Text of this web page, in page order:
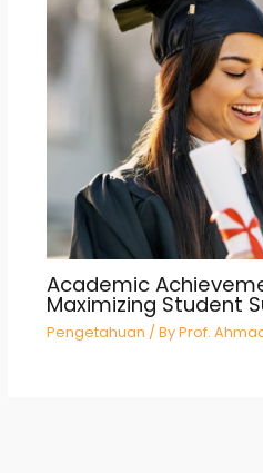
Academic
Maximizing Student
Pengetahuan / ByProf.